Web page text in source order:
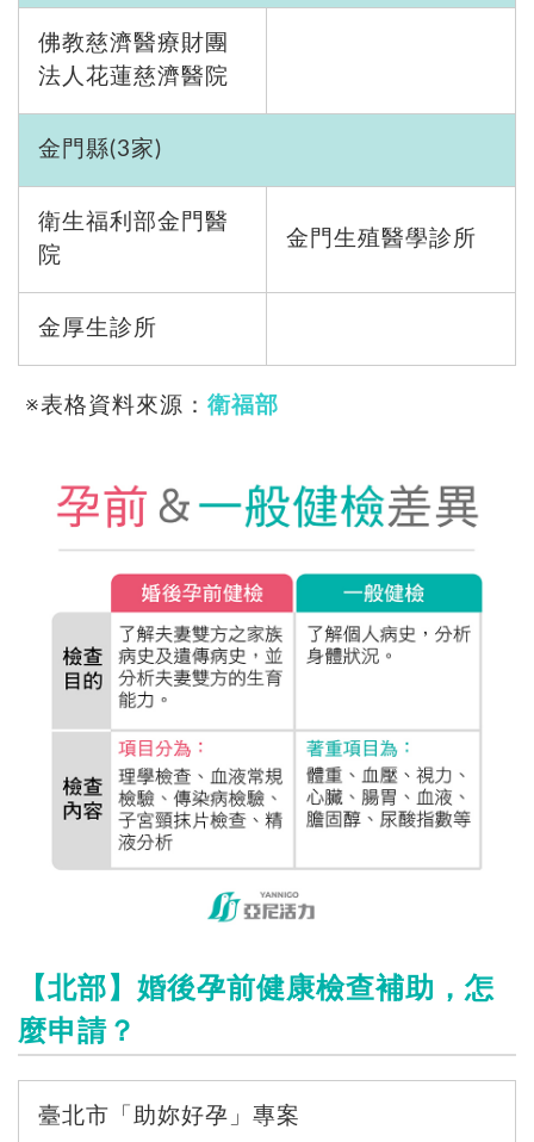
佛教慈濟醫療財團
法人花蓮慈濟醫院
金門縣(3家)
衛生福利部金門醫
院
金門生殖醫學診所
金厚生診所
※表格資料來源： 衛福部
【北部】婚後孕前健康檢查補助，怎
麼申請？
臺北市「助妳好孕」專案